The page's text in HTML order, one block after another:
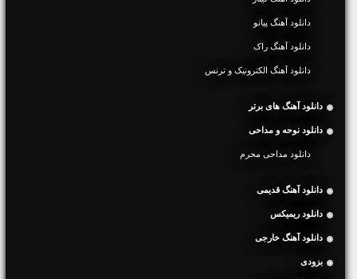
دانلود آهنگ پیانو
دانلود آهنگ راک
دانلود آهنگ الکترونیک و ترنس
دانلود آهنگ های برتر
دانلود نوحه و مداحی
دانلود مداحی محرم
دانلود آهنگ قدیمی
دانلود ریمیکس
دانلود آهنگ خارجی
بزودی